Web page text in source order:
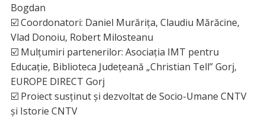
Bogdan
☑️ Coordonatori: Daniel Murărița, Claudiu Mărăcine,
Vlad Donoiu, Robert Milosteanu
☑️ Mulțumiri partenerilor: Asociația IMT pentru
Educație, Biblioteca Județeană „Christian Tell” Gorj,
EUROPE DIRECT Gorj
☑️ Proiect susținut și dezvoltat de Socio-Umane CNTV
și Istorie CNTV